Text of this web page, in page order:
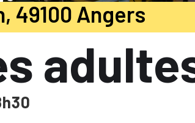
49100 Angers